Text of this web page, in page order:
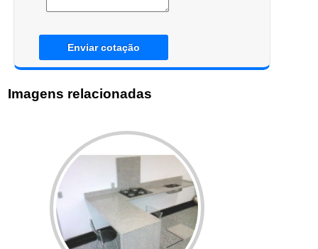
Enviar cotação
Imagens relacionadas